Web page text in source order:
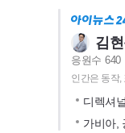
김
응원수 640
인간은 동작,
디렉셔
가비아,